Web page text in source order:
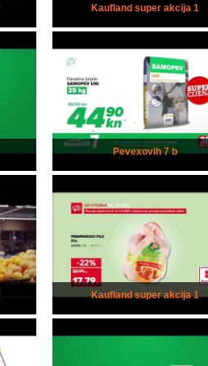
Kaufland super akcija 1
Pevexovih 7 b
Kaufland super akcija 1